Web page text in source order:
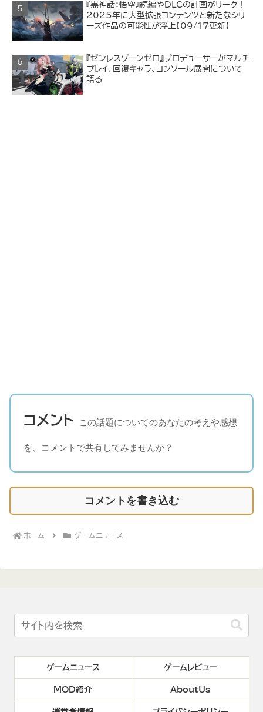
『黒神話：悟空』続編やDLCの計画がリーク！
2025年に大型拡張コンテンツと新たなシリ
ーズ作品の可能性が浮上【09/17更新】
『ゼンレスゾーンゼロ』プロデューサーがマルチ
プレイ、回復キャラ、コンソール展開について
語る
コメント この話題についてのあなたの考えや感想
を、コメントで共有してみませんか？
コメントを書き込む
ホーム ゲームニュース
ゲームニュース ゲームレビュー
MOD紹介 AboutUs